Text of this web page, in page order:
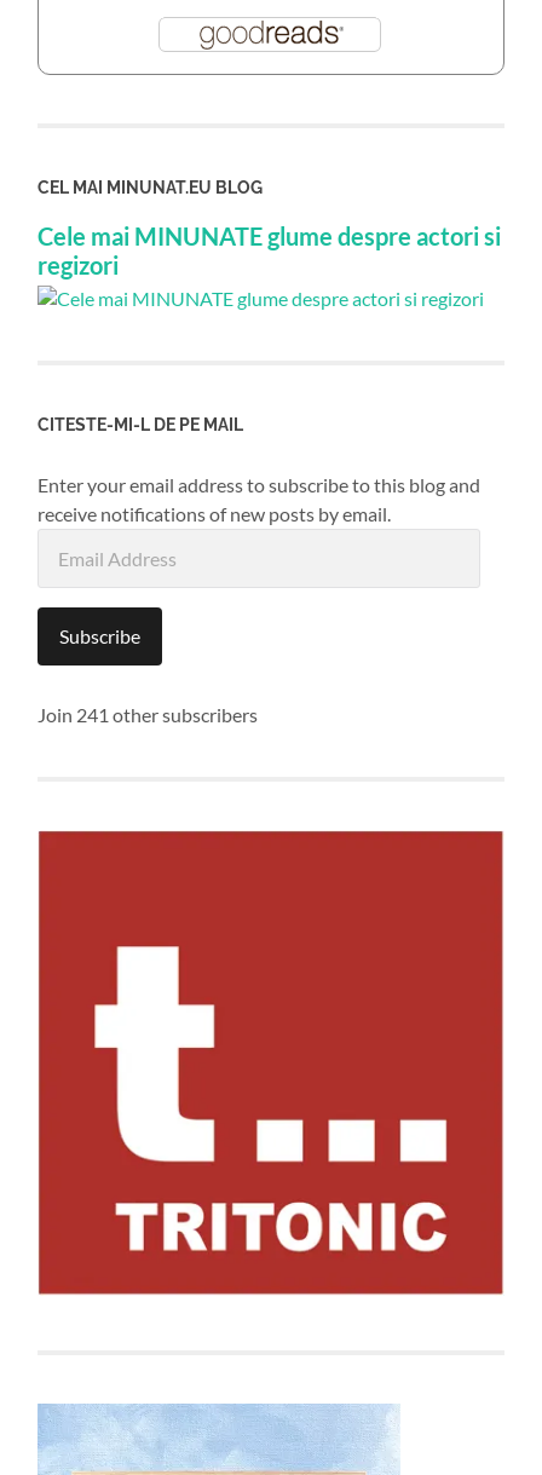
CEL MAI MINUNAT.EU BLOG
Cele mai MINUNATE glume despre actori si
regizori
CITESTE-MI-L DE PE MAIL
Enter your email address to subscribe to this blog and
receive notifications of new posts by email.
Address
Subscribe
Join 241 other subscribers